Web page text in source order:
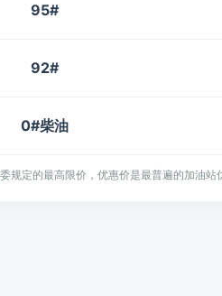
95#
92#
0#柴油
规定的最高限价，优惠价是最普遍的加油站